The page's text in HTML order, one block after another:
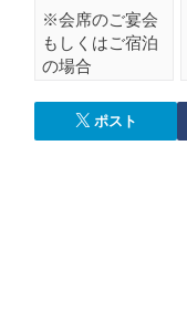
※会席のご宴会
もしくはご宿泊
の場合
ポスト